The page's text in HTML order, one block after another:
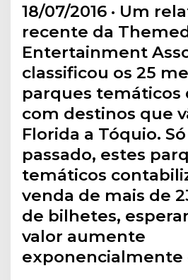
18/07/2016 · Um
recente da
Entertainment
classificou os 25
parques temáticos
com destinos que
Florida a Tóquio.
passado, estes
temáticos
venda de mais de
de bilhetes,
valor aumente
exponencialmente